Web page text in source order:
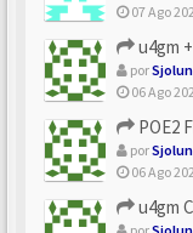
07 Ago
u4gm +
por
06 Ago
POE2
por
06 Ago
u4gm